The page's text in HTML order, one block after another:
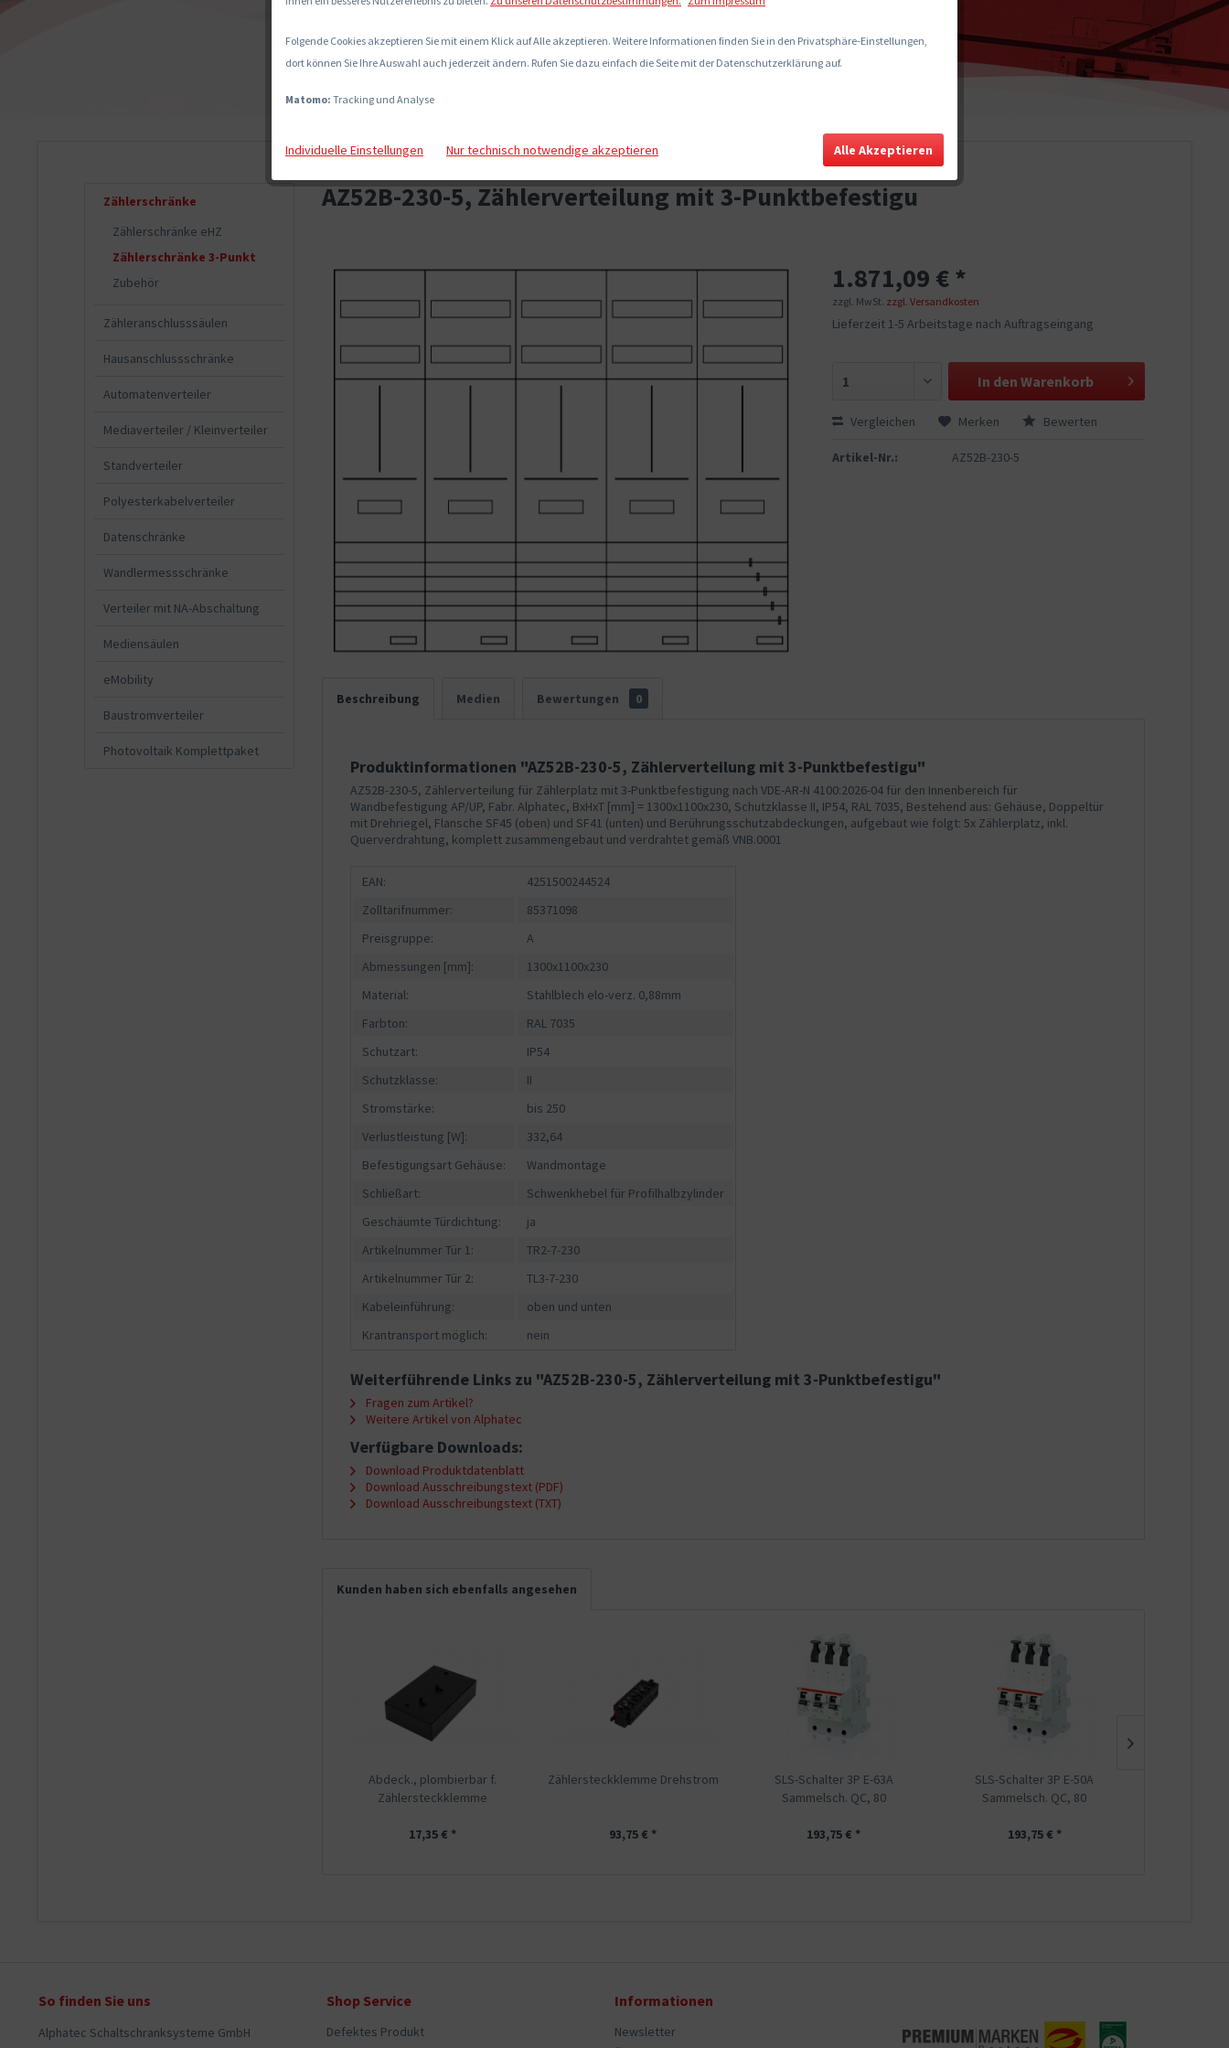
Zählerschränke
Zählerschränke eHZ
Zählerschränke 3-Punkt
Zubehör
Zähleranschlusssäulen
Hausanschlussschränke
Automatenverteiler
Mediaverteiler / Kleinverteiler
Standverteiler
Polyesterkabelverteiler
Datenschränke
Wandlermessschränke
Verteiler mit NA-Abschaltung
Mediensäulen
eMobility
Baustromverteiler
Photovoltaik Komplettpaket
AZ52B-230-5, Zählerverteilung mit 3-Punktbefestigu
1.871,09 € *
zzgl. MwSt. zzgl. Versandkosten
Lieferzeit 1-5 Arbeitstage nach Auftragseingang
In den Warenkorb
Vergleichen Merken Bewerten
Artikel-Nr.: AZ52B-230-5
Beschreibung Medien Bewertungen 0
Produktinformationen "AZ52B-230-5, Zählerverteilung mit 3-Punktbefestigu"
AZ52B-230-5, Zählerverteilung für Zählerplatz mit 3-Punktbefestigung nach VDE-AR-N 4100:2026-04 für den Innenbereich für
Wandbefestigung AP/UP, Fabr. Alphatec, BxHxT [mm] = 1300x1100x230, Schutzklasse II, IP54, RAL 7035, Bestehend aus: Gehäuse, Doppeltür
mit Drehriegel, Flansche SF45 (oben) und SF41 (unten) und Berührungsschutzabdeckungen, aufgebaut wie folgt: 5x Zählerplatz, inkl.
Querverdrahtung, komplett zusammengebaut und verdrahtet gemäß VNB.0001
EAN:
4251500244524
Zolltarifnummer:
85371098
Preisgruppe:
A
Abmessungen [mm]:
1300x1100x230
Material:
Stahlblech elo-verz. 0,88mm
Farbton:
RAL 7035
Schutzart:
IP54
Schutzklasse:
II
Stromstärke:
bis 250
Verlustleistung [W]:
332,64
Befestigungsart Gehäuse:
Wandmontage
Schließart:
Schwenkhebel für Profilhalbzylinder
Geschäumte Türdichtung:
ja
Artikelnummer Tür 1:
TR2-7-230
Artikelnummer Tür 2:
TL3-7-230
Kabeleinführung:
oben und unten
Krantransport möglich:
nein
Weiterführende Links zu "AZ52B-230-5, Zählerverteilung mit 3-Punktbefestigu"
Fragen zum Artikel?
Weitere Artikel von Alphatec
Verfügbare Downloads:
Download Produktdatenblatt
Download Ausschreibungstext (PDF)
Download Ausschreibungstext (TXT)
Kunden haben sich ebenfalls angesehen
Abdeck., plombierbar f.
Zählersteckklemme
17,35 € *
Zählersteckklemme Drehstrom
93,75 € *
SLS-Schalter 3P E-63A
Sammelsch. QC, 80
193,75 € *
SLS-Schalter 3P E-50A
Sammelsch. QC, 80
193,75 € *
So finden Sie uns
Alphatec Schaltschranksysteme GmbH
Shop Service
Defektes Produkt
Informationen
Newsletter
Folgende Cookies akzeptieren Sie mit einem Klick auf Alle akzeptieren. Weitere Informationen finden Sie in den Privatsphäre-Einstellungen,
dort können Sie Ihre Auswahl auch jederzeit ändern. Rufen Sie dazu einfach die Seite mit der Datenschutzerklärung auf.
Matomo: Tracking und Analyse
Individuelle Einstellungen Nur technisch notwendige akzeptieren Alle Akzeptieren